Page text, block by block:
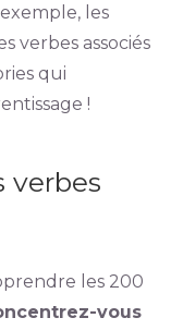
les
verbes associés
qui
!
verbes
les 200
vous